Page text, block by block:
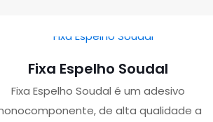
Fixa Espelho Soudal
Fixa Espelho Soudal é um adesivo
de alta qualidade a